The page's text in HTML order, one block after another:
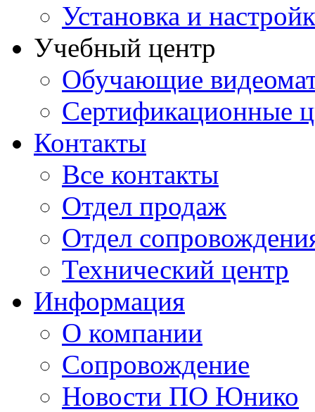
Установка и
Учебный центр
Обучающие
Сертификационные
Контакты
Все контакты
Отдел продаж
Отдел
Технический центр
Информация
О компании
Сопровождение
Новости ПО Юнико